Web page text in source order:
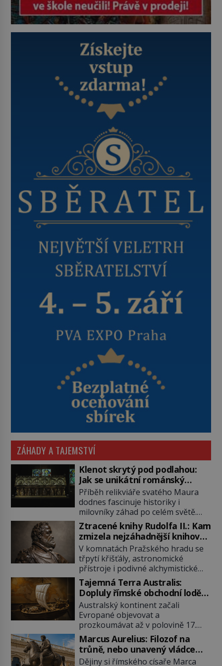
ZÁHADY A TAJEMSTVÍ
Klenot skrytý pod podlahou:
Jak se unikátní románský
poklad dostal do zapadlého
Bečova?
Příběh relikviáře svatého Maura
dodnes fascinuje historiky i
milovníky záhad po celém světě.
Tato románská zlatnická památka
ze 13. století je po českých
korunovačních klenotech druhým
nejcennějším movitým majetkem v
České republice. Přestože byl
klenot v roce 1985 po dramatickém
pátrání kriminalistů úspěšně
nalezen, jeho minulost stále
obestírá hustá mlha. Otázky, jak
přesně se tato […]
Ztracené knihy Rudolfa II.: Kam
zmizela nejzáhadnější knihovna
Evropy?
V komnatách Pražského hradu se
třpytí křišťály, astronomické
přístroje i podivné alchymistické
rukopisy. Císař Rudolf II.
shromažďuje vše, co souvisí s
tajemstvím přírody, hvězd i
lidského poznání. Jenže po jeho
smrti se jeho slavné sbírky začínají
rozpadat a část z nich mizí navždy.
Kdo odnesl nejvzácnější knihy? A
existují ještě někde zapomenuté
rukopisy, které nikdo […]
Tajemná Terra Australis:
Dopluly římské obchodní lodě
až do Austrálie?
Australský kontinent začali
Evropané objevovat a
prozkoumávat až v polovině 17.
století. Existuje však možnost, že
by se o tento vzdálený kontinent
mohly zajímat již evropské
Marcus Aurelius: Filozof na
trůně, nebo unavený vládce
závislý na opiu?
Dějiny si římského císaře Marca